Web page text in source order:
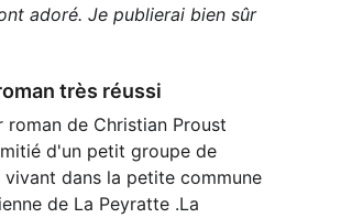
adoré. Je publierai bien sûr
très réussi
roman de Christian Proust
d'un petit groupe de
vivant dans la petite commune
de La Peyratte .La